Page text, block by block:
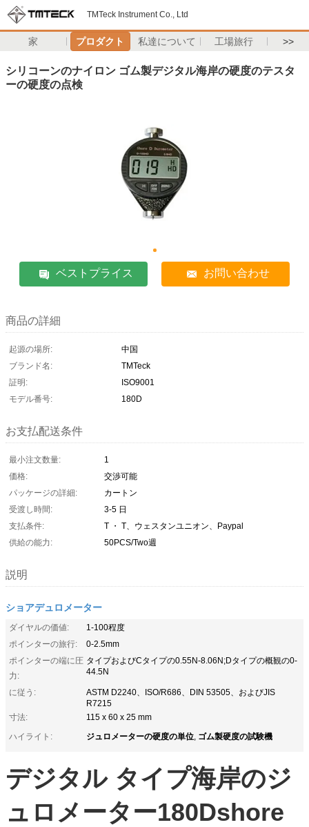
TMTeck Instrument Co., Ltd
家 プロダクト 私達について 工場旅行 >>
シリコーンのナイロン ゴム製デジタル海岸の硬度のテスタ
ーの硬度の点検
ベストプライス お問い合わせ
商品の詳細
起源の場所:
中国
ブランド名:
TMTeck
証明:
ISO9001
モデル番号:
180D
お支払配送条件
最小注文数量:
1
価格:
交渉可能
パッケージの詳細:
カートン
受渡し時間:
3-5 日
支払条件:
T ・ T、ウェスタンユニオン、Paypal
供給の能力:
50PCS/Two週
説明
ショアデュロメーター
ダイヤルの価値:
1-100程度
ポインターの旅行:
0-2.5mm
ポインターの端に圧
力:
タイプおよびCタイプの0.55N-8.06N;Dタイプの概観の0-
44.5N
に従う:
ASTM D2240、ISO/R686、DIN 53505、およびJIS
R7215
寸法:
115 x 60 x 25 mm
ハイライト:
ジュロメーターの硬度の単位, ゴム製硬度の試験機
デジタル タイプ海岸のジ
ュロメーター180Dshore